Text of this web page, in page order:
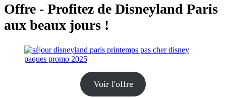
Offre - Profitez de Disneyland Paris
aux beaux jours !
Voir l'offre